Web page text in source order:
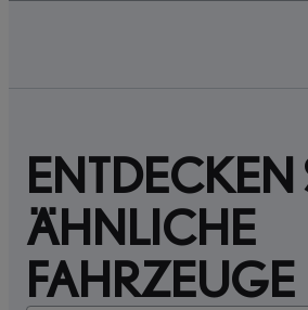
ENTDECKEN
ÄHNLICHE
FAHRZEUGE